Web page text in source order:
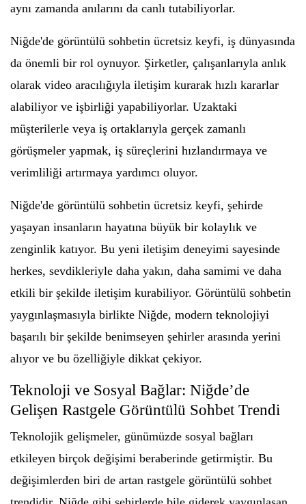
aynı zamanda anılarını da canlı tutabiliyorlar.
Niğde'de görüntülü sohbetin ücretsiz keyfi, iş dünyasında
da önemli bir rol oynuyor. Şirketler, çalışanlarıyla anlık
olarak video aracılığıyla iletişim kurarak hızlı kararlar
alabiliyor ve işbirliği yapabiliyorlar. Uzaktaki
müşterilerle veya iş ortaklarıyla gerçek zamanlı
görüşmeler yapmak, iş süreçlerini hızlandırmaya ve
verimliliği artırmaya yardımcı oluyor.
Niğde'de görüntülü sohbetin ücretsiz keyfi, şehirde
yaşayan insanların hayatına büyük bir kolaylık ve
zenginlik katıyor. Bu yeni iletişim deneyimi sayesinde
herkes, sevdikleriyle daha yakın, daha samimi ve daha
etkili bir şekilde iletişim kurabiliyor. Görüntülü sohbetin
yaygınlaşmasıyla birlikte Niğde, modern teknolojiyi
başarılı bir şekilde benimseyen şehirler arasında yerini
alıyor ve bu özelliğiyle dikkat çekiyor.
Teknoloji ve Sosyal Bağlar: Niğde’de
Gelişen Rastgele Görüntülü Sohbet Trendi
Teknolojik gelişmeler, günümüzde sosyal bağları
etkileyen birçok değişimi beraberinde getirmiştir. Bu
değişimlerden biri de artan rastgele görüntülü sohbet